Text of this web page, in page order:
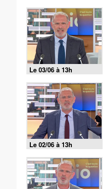
Le 03/06 à 13h
Le 02/06 à 13h